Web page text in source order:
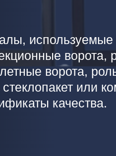
используемые
ворота,
ворота,
или
качества.